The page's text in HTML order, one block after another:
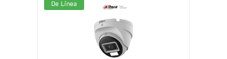
De Línea